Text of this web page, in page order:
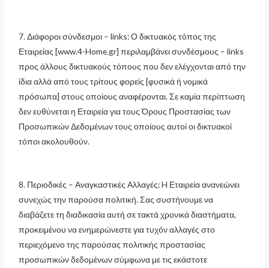
7. Διάφοροι σύνδεσμοι – links: Ο δικτυακός τόπος της
Εταιρείας [www.4-Home.gr] περιλαμβάνει συνδέσμους – links
προς άλλους δικτυακούς τόπους που δεν ελέγχονται από την
ίδια αλλά από τους τρίτους φορείς [φυσικά ή νομικά
πρόσωπα] στους οποίους αναφέρονται. Σε καμία περίπτωση
δεν ευθύνεται η Εταιρεία για τους Όρους Προστασίας των
Προσωπικών Δεδομένων τους οποίους αυτοί οι δικτυακοί
τόποι ακολουθούν.
8. Περιοδικές – Αναγκαστικές Αλλαγές: H Εταιρεία ανανεώνει
συνεχώς την παρούσα πολιτική. Σας συστήνουμε να
διαβάζετε τη διαδικασία αυτή σε τακτά χρονικά διαστήματα,
προκειμένου να ενημερώνεστε για τυχόν αλλαγές στο
περιεχόμενο της παρούσας πολιτικής προστασίας
προσωπικών δεδομένων σύμφωνα με τις εκάστοτε